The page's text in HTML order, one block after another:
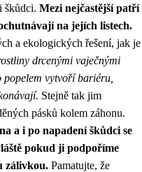
škůdci. Mezi nejčastější patří
na jejích listech.
a ekologických řešení, jak je
drcenými vaječnými
vytvoří bariéru,
Stejně tak jim
pásků kolem záhonu.
a i po napadení škůdci se
pokud ji podpoříme
zálivkou. Pamatujte, že